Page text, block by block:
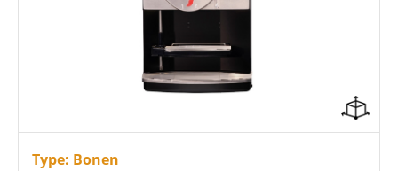
Sterkteregeling per consumptie
Energiezuinig (A++ energielabel)
Type: Bonen